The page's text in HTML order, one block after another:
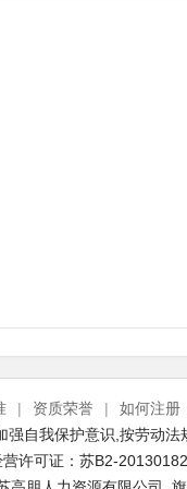
| 资质荣誉 | 如何注册
自我保护意识,按劳动
许可证：苏B2-